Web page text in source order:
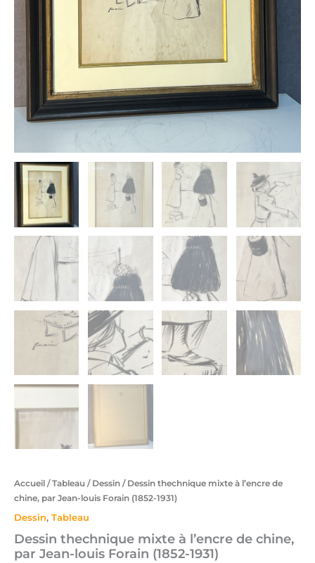
Accueil /Tableau / Dessin / Dessin thechnique mixte à l’encre de
chine, par Jean-louis Forain (1852-1931)
Dessin, Tableau
Dessin thechnique mixte à l’encre de chine,
par Jean-louis Forain (1852-1931)